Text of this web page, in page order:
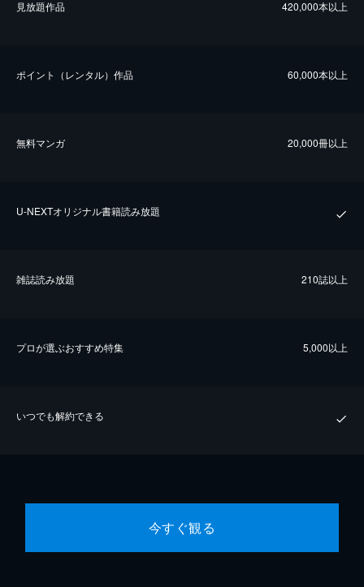
⾒放題作品 420,000本以上
ポイント（レンタル）作品 60,000本以上
無料マンガ 20,000冊以上
U-NEXTオリジナル書籍読み放題
雑誌読み放題 210誌以上
プロが選ぶおすすめ特集 5,000以上
いつでも解約できる
今すぐ観る